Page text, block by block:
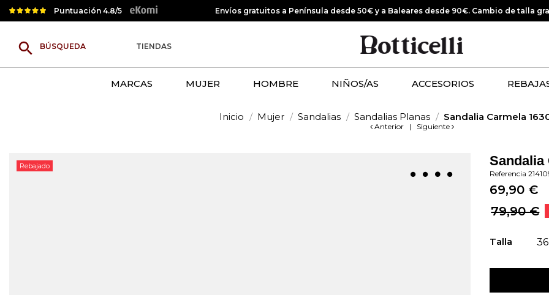
Puntuación 4.8/5 Envíos gratuitos a Península desde 50€ y a Baleares desde 90€. Cambio de talla
search TIENDAS
MARCAS MUJER HOMBRE NIÑOS/AS ACCESORIOS
Inicio Mujer Sandalias Sandalias Planas Sandalia Carmela
Anterior | Siguiente
Rebajado Sandalia
Referencia
69,90 €
79,90 €
Talla 36